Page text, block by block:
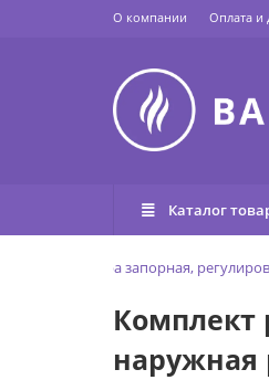
О компании Оплата и
Каталог
Арматура запорная,
Комплект
наружная